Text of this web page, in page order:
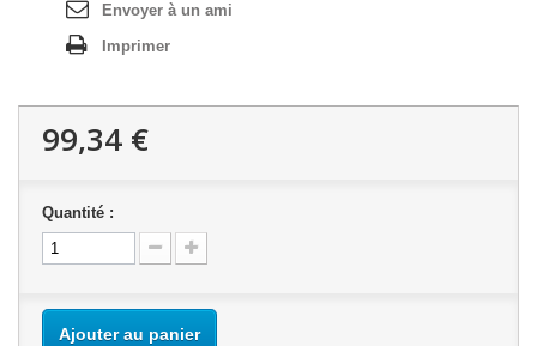
Envoyer à un ami
Imprimer
99,34 €
Quantité :
Ajouter au panier